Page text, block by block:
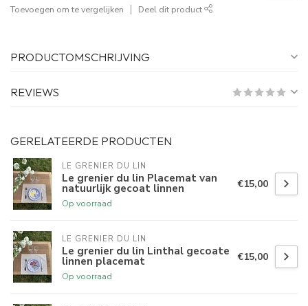
Toevoegen om te vergelijken Deel dit product
PRODUCTOMSCHRIJVING
REVIEWS
GERELATEERDE PRODUCTEN
LE GRENIER DU LIN
Le grenier du lin Placemat van
natuurlijk gecoat linnen
Op voorraad
€15,00
LE GRENIER DU LIN
Le grenier du lin Linthal gecoate
linnen placemat
Op voorraad
€15,00